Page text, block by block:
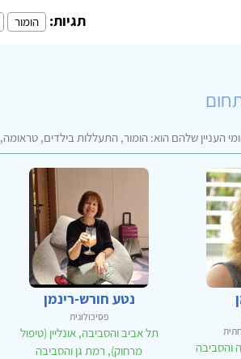
תגיות: הומור
העניין שלהם הוא: הומור, התעללות בילדים, טראומה,
והסביבה
נטע חורש-רינמן
פסיכולוגית
תל אביב והסביבה, אונליין (טיפול
מרחוק), רמת גן והסביבה